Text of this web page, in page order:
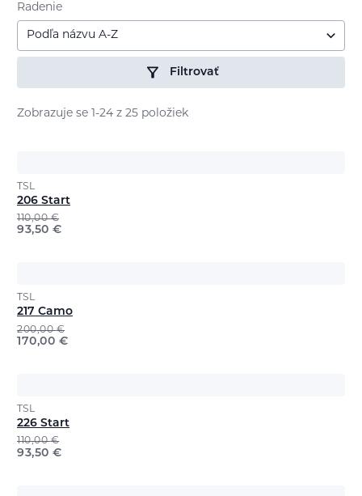
Radenie
Podľa názvu A-Z
Filtrovať
Zobrazuje se 1-24 z 25 položiek
TSL
206 Start
110,00€
93,50 €
TSL
217 Camo
200,00€
170,00 €
TSL
226 Start
110,00€
93,50 €